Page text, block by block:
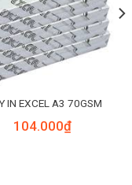
IN EXCEL A3 70GSM
104.000₫